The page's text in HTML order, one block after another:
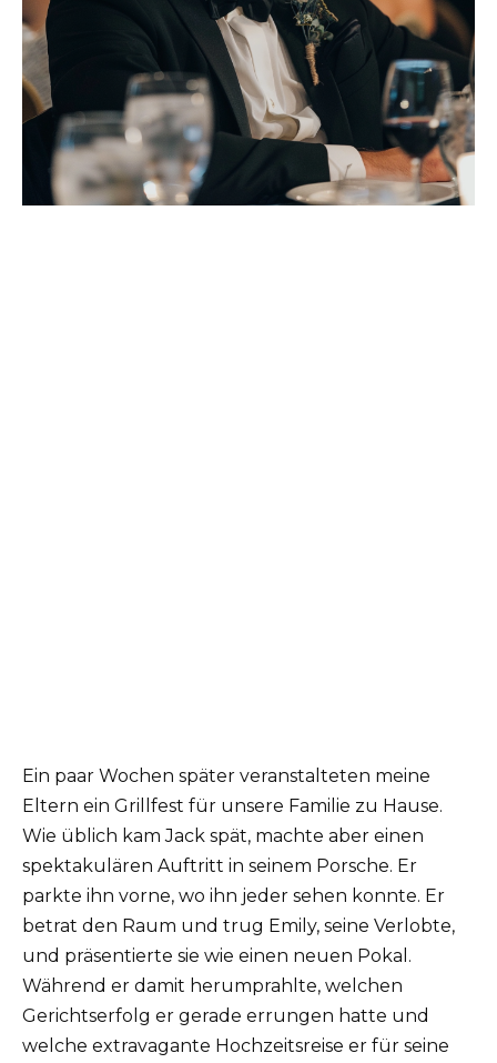
Ein paar Wochen später veranstalteten meine
Eltern ein Grillfest für unsere Familie zu Hause.
Wie üblich kam Jack spät, machte aber einen
spektakulären Auftritt in seinem Porsche. Er
parkte ihn vorne, wo ihn jeder sehen konnte. Er
betrat den Raum und trug Emily, seine Verlobte,
und präsentierte sie wie einen neuen Pokal.
Während er damit herumprahlte, welchen
Gerichtserfolg er gerade errungen hatte und
welche extravagante Hochzeitsreise er für seine